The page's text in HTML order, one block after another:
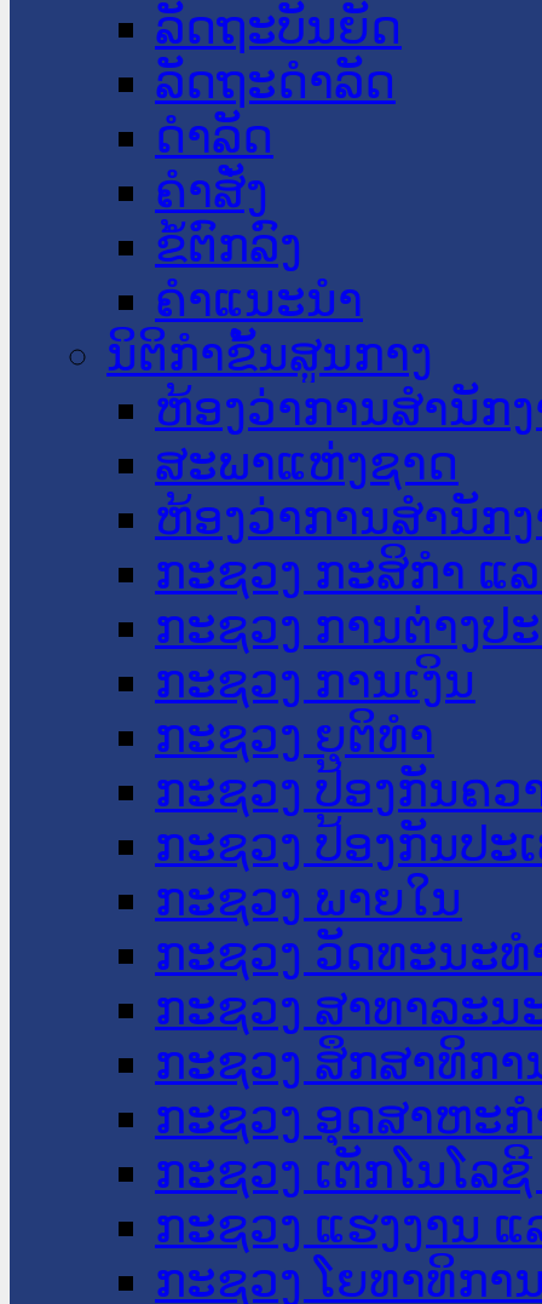
ລັດຖະບັນຍັດ
ລັດຖະດໍາລັດ
ດໍາລັດ
ຄໍາສັ່ງ
ຂໍ້ຕົກລົງ
ຄໍາແນະນໍາ
ນິຕິກໍາຂັ້ນສູນກາງ
ຫ້ອງວ່າການສໍານັກ
ສະພາແຫ່ງຊາດ
ຫ້ອງວ່າການສຳນັກ
ກະຊວງ ກະສິກຳ ແ
ກະຊວງ ການຕ່າງປ
ກະຊວງ ການເງິນ
ກະຊວງ ຍຸຕິທໍາ
ກະຊວງ ປ້ອງກັນຄວ
ກະຊວງ ປ້ອງກັນປະ
ກະຊວງ ພາຍໃນ
ກະຊວງ ວັດທະນະ
ກະຊວງ ສາທາລະນ
ກະຊວງ ສຶກສາທິກາ
ກະຊວງ ອຸດສາຫະ
ກະຊວງ ເຕັກໂນໂລ
ກະຊວງ ແຮງງານ
ກະຊວງ ໂຍທາທິກາ